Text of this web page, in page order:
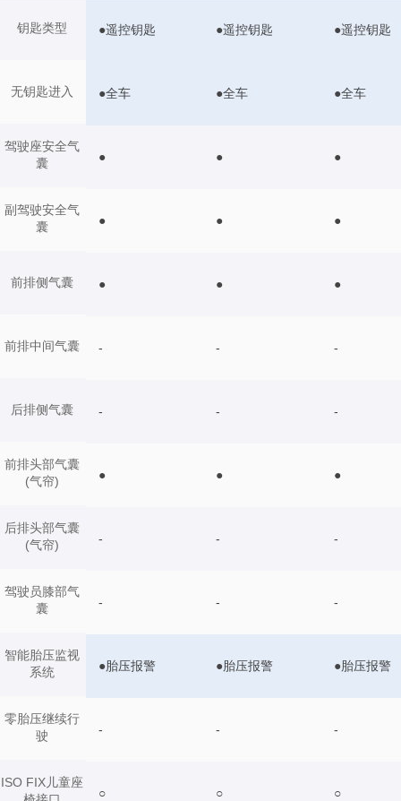
钥匙类型
无钥匙进入
驾驶座安全气
囊
副驾驶安全气
囊
前排侧气囊
前排中间气囊
后排侧气囊
前排头部气囊
(气帘)
后排头部气囊
(气帘)
驾驶员膝部气
囊
智能胎压监视
系统
零胎压继续行
驶
ISO FIX儿童座
●遥控钥匙 ●遥控钥匙 ●遥控钥匙
●全车 ●全车 ●全车
● ● ●
● ● ●
● ● ●
- - -
- - -
● ● ●
- - -
- - -
●胎压报警 ●胎压报警 ●胎压报警
- - -
○ ○ ○